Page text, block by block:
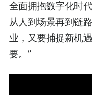
全面拥抱数字化时
从人到场景再到链
业，又要捕捉新机
要。”